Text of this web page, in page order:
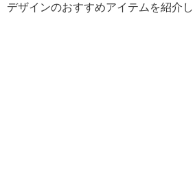
デザインのおすすめアイテムを紹介し